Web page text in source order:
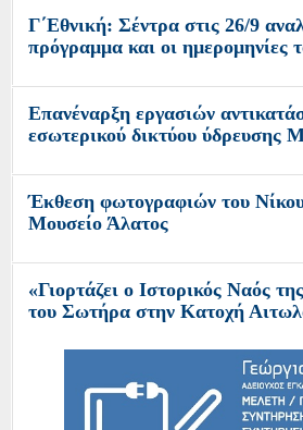
Γ΄Εθνική: Σέντρα στις 26/9
πρόγραμμα και οι ημερομηνίες
Επανέναρξη εργασιών
εσωτερικού δικτύου ύδρευσης
Έκθεση φωτογραφιών του
Μουσείο Άλατος
«Γιορτάζει ο Ιστορικός Ναός
του Σωτήρα στην Κατοχή